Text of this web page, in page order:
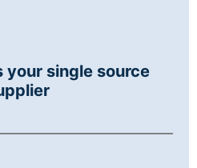
your single source